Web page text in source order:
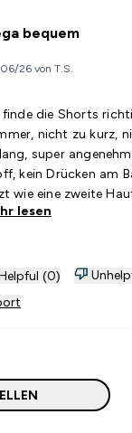
bequem
26 von T.S.
finde die Shorts
nicht zu kurz,
super
kein Drücken am
wie eine zweite
lesen
(0)